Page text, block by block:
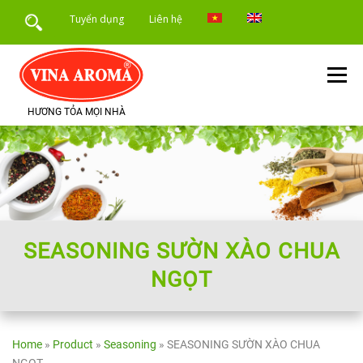
Tuyển dụng Liên hệ
HƯƠNG TỎA MỌI NHÀ
Menu
TRANG CHỦ GIỚI THIỆU SẢN PHẨM
DỊCH VỤ TIN TỨC
SEASONING SƯỜN XÀO CHUA
NGỌT
Home » Product » Seasoning » SEASONING SƯỜN XÀO CHUA